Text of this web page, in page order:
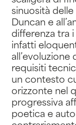
sinuosità delle
Duncan e
differenza tra
infatti
requisiti
un contesto
orizzonte nel
progressiva
poetica e